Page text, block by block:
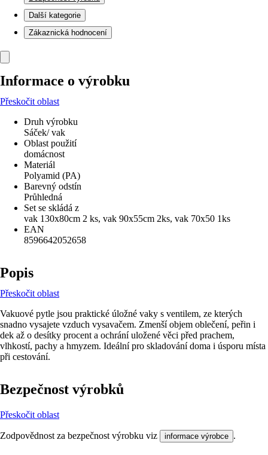
Další kategorie
Zákaznická hodnocení
Informace o výrobku
Přeskočit oblast
Druh výrobku
Sáček/ vak
Oblast použití
domácnost
Materiál
Polyamid (PA)
Barevný odstín
Průhledná
Set se skládá z
vak 130x80cm 2 ks, vak 90x55cm 2ks, vak 70x50 1ks
EAN
8596642052658
Popis
Přeskočit oblast
Vakuové pytle jsou praktické úložné vaky s ventilem, ze kterých
snadno vysajete vzduch vysavačem. Zmenší objem oblečení, peřin i
dek až o desítky procent a ochrání uložené věci před prachem,
vlhkostí, pachy a hmyzem. Ideální pro skladování doma i úsporu místa
při cestování.
Bezpečnost výrobků
Přeskočit oblast
Zodpovědnost za bezpečnost výrobku viz informace výrobce .